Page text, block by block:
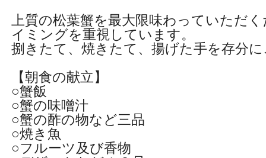
上質の松葉蟹を最大限味わっていただ
イミングを重視しています。
捌きたて、焼きたて、揚げた手を存分
【朝食の献立】
○蟹飯
○蟹の味噌汁
○蟹の酢の物など三品
○焼き魚
○フルーツ及び香物